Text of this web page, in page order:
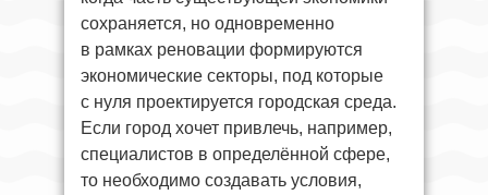
сохраняется, но одновременно
в рамках реновации формируются
экономические секторы, под которые
с нуля проектируется городская среда.
Если город хочет привлечь, например,
специалистов в определённой сфере,
то необходимо создавать условия,